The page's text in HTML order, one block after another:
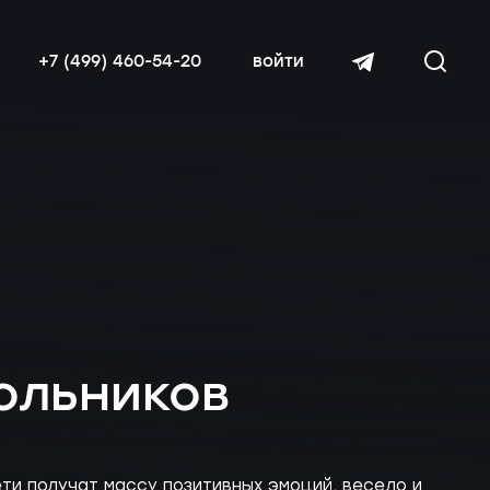
+7 (499) 460-54-20 войти
получат массу позитивных эмоций, весело и